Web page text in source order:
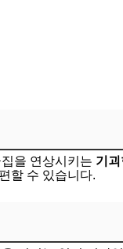
을 연상시키는 기
할 수 있습니다.